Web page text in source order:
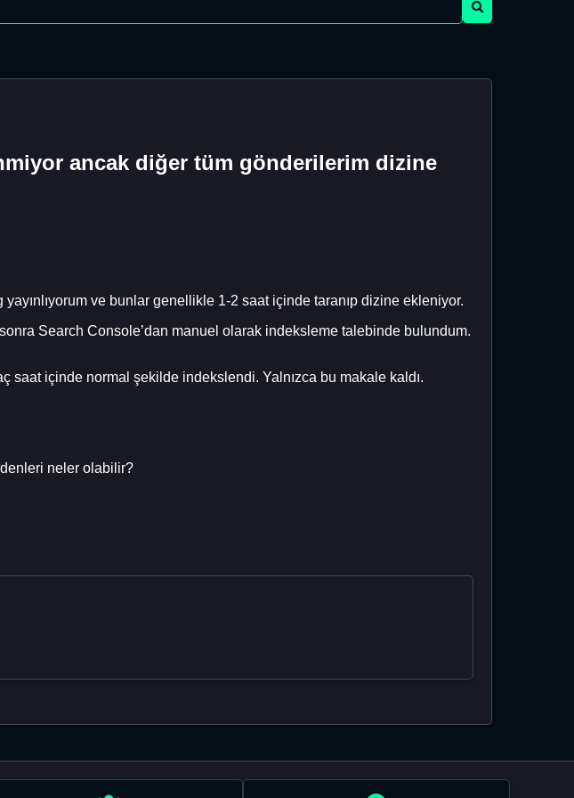
ancak diğer tüm gönderilerim dizine
ve bunlar genellikle 1-2 saat içinde taranıp dizine ekleniyor.
Search Console’dan manuel olarak indeksleme talebinde bulundum.
saat içinde normal şekilde indekslendi. Yalnızca bu makale kaldı.
neler olabilir?